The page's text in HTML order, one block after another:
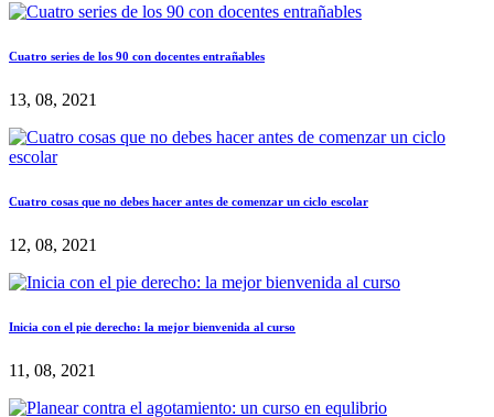
Cuatro series de los 90 con docentes entrañables
13, 08, 2021
Cuatro cosas que no debes hacer antes de comenzar un ciclo escolar
12, 08, 2021
Inicia con el pie derecho: la mejor bienvenida al curso
11, 08, 2021